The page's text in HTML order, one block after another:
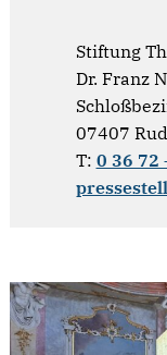
Stiftung
Dr. Franz
07407
T: 0 36 72